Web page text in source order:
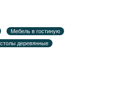
Мебель в гостиную
деревянные